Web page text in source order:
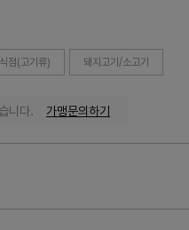
점(고기류) 돼지고기/소고기
니다. 가맹문의하기